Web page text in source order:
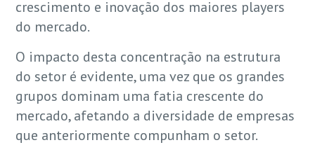
crescimento e inovação dos maiores players
do mercado.
O impacto desta concentração na estrutura
do setor é evidente, uma vez que os grandes
grupos dominam uma fatia crescente do
mercado, afetando a diversidade de empresas
que anteriormente compunham o setor.